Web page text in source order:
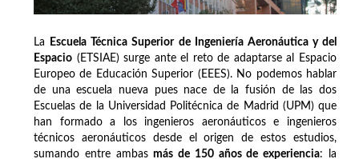
La
Escuela Técnica Superior de Ingeniería Aeronáutica y del
Espacio (ETSIAE) surge ante el reto de adaptarse al Espacio
Europeo de Educación Superior (EEES). No podemos hablar
de una escuela nueva pues nace de la fusión de las dos
Escuelas de la Universidad Politécnica de Madrid (UPM) que
han formado a los ingenieros aeronáuticos e ingenieros
técnicos aeronáuticos desde el origen de estos estudios,
sumando entre ambasmás de 150 años de experiencia: la